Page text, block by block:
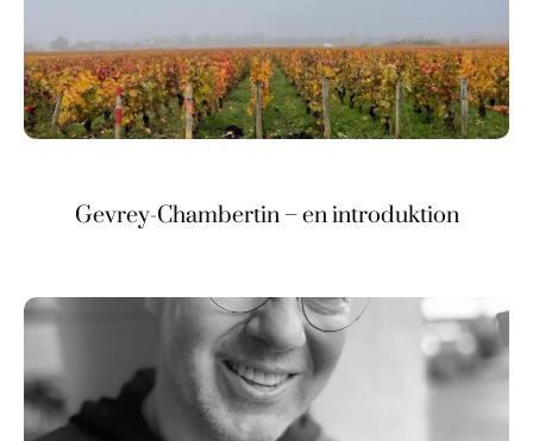
Gevrey-Chambertin – en introduktion